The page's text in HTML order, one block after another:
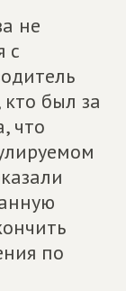
не
с
был за
что
по